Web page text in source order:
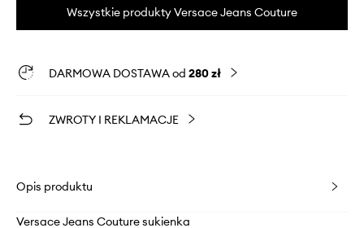
Wszystkie produkty Versace Jeans Couture
DARMOWA DOSTAWA od 280 zł
ZWROTY I REKLAMACJE
Opis produktu
Versace Jeans Couture sukienka